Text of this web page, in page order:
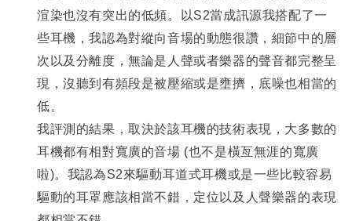
渲染也沒有突出的低頻。以S2當成訊源我搭配了一
些耳機，我認為對縱向音場的動態很讚，細節中的層
次以及分離度，無論是人聲或者樂器的聲音都完整呈
現，沒聽到有頻段是被壓縮或是壅擠，底噪也相當的
低。
我評測的結果，取決於該耳機的技術表現，大多數的
耳機都有相對寬廣的音場 (也不是橫亙無涯的寬廣
啦)。我認為S2來驅動耳道式耳機或是一些比較容易
驅動的耳罩應該相當不錯，定位以及人聲樂器的表現